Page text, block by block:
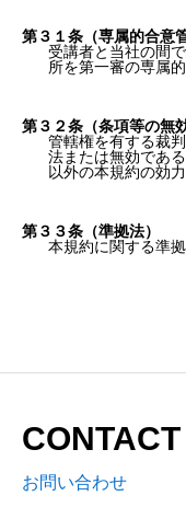
第３１条（専属的合意
受講者と当社の間
所を第一審の専属
第３２条（条項等の無効
管轄権を有する裁
法または無効であ
以外の本規約の効
第３３条（準拠法）
本規約に関する準
CONTACT
お問い合わせ